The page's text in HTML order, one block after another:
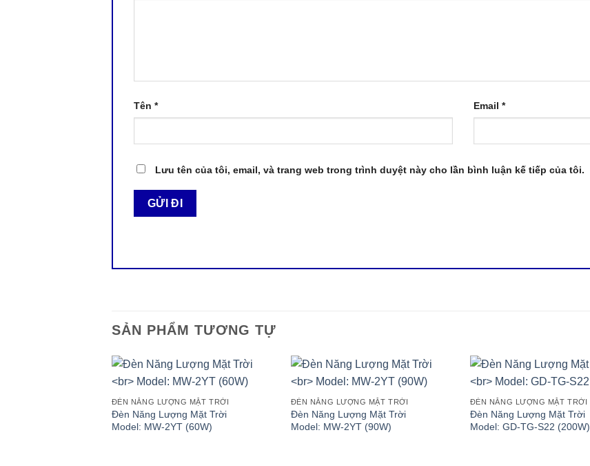
Tên * Email *
Lưu tên của tôi, email, và trang web trong trình duyệt này cho lần bình luận kế tiếp của tôi.
SẢN PHẨM TƯƠNG TỰ
ĐÈN NĂNG LƯỢNG MẶT TRỜI
Đèn Năng Lượng Mặt Trời
Model: MW-2YT (60W)
ĐÈN NĂNG LƯỢNG MẶT TRỜI
Đèn Năng Lượng Mặt Trời
Model: MW-2YT (90W)
ĐÈN NĂNG LƯỢNG MẶT TRỜI
Đèn Năng Lượng Mặt Trời
Model: GD-TG-S22 (200W)